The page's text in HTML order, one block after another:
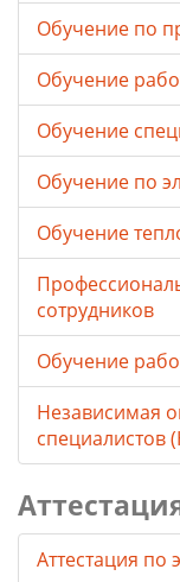
Обучение по
Обучение
Обучение
Обучение по
Обучение
сотрудников
Обучение
Независимая
специалистов
Аттестация по